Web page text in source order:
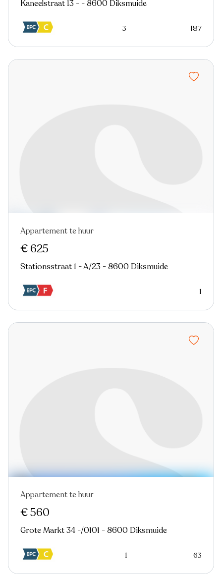
Kaneelstraat 13 - - 8600 Diksmuide
3 187
Appartement te huur
€ 625
Stationsstraat 1 - A/23 - 8600 Diksmuide
1
Appartement te huur
€ 560
Grote Markt 34 -/0101 - 8600 Diksmuide
1 63